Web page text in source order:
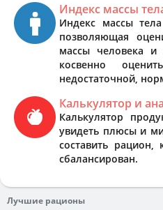
Индекс массы
Индекс массы
позволяющая
массы человека
косвенно
недостаточной,
Калькулятор и
Калькулятор
увидеть плюсы и
составить рацион,
сбалансирован.
Лучшие рационы